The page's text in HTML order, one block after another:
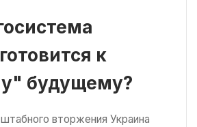
к
будущему?
вторжения Украина